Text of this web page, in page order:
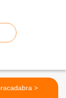
Alambracadabra >